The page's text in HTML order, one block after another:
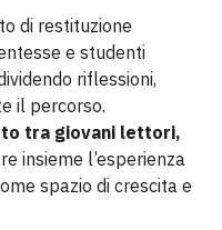
di restituzione
e studenti
riflessioni,
il percorso.
tra giovani lettori,
insieme l’esperienza
spazio di crescita e